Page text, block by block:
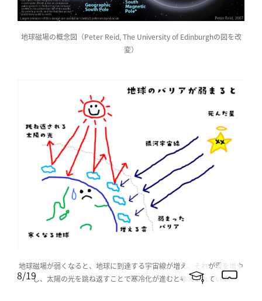
地球磁場の概念図（Peter Reid, The University of Edinburghの図を改
変）
地球磁場が弱くなると、地球に到達する宇宙線が増え、それが雲を増や
し、太陽の光を跳ね返すことで寒冷化が進むと考えられている
8/19